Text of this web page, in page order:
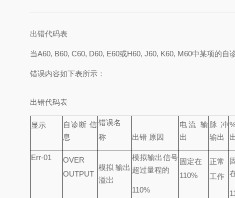
出错代码表
当A60, B60, C60, D60, E60或H60, J60, K60, M60中某项的自
错误内容如下表所示：
出错代码表
显示
自诊断 信
息
错误名
称
出错 原因
电流 输
出
脉冲
输出
Err-01
OVER
OUTPUT
模拟 输出
溢岀
模拟输出信号
超过量程的
110%
固定在
110%
正常
工作